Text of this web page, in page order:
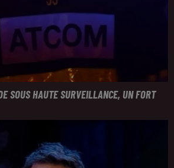
SOUS HAUTE SURVEILLANCE, UN FORT